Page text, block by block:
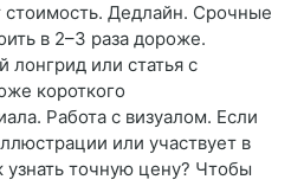
стоимость. Дедлайн. Срочные
в 2–3 раза дороже.
или статья с
короткого
Работа с визуалом. Если
или участвует в
узнать точную цену? Чтобы